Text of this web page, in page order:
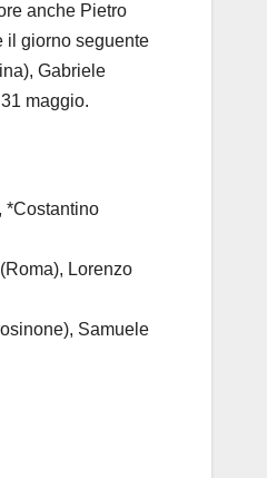
anche Pietro
il giorno seguente
Gabriele
maggio.
*Costantino
Lorenzo
Samuele